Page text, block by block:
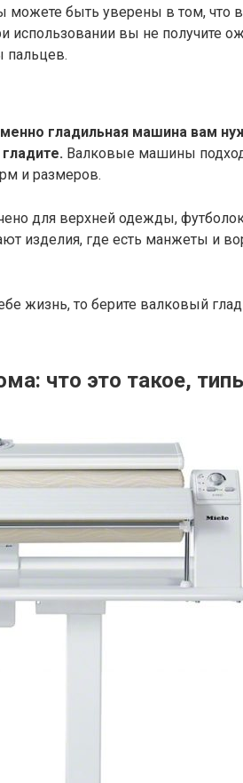
быть уверены в том, что
использовании вы не получите
пальцев.
гладильная машина вам
Валковые машины
и размеров.
для верхней одежды,
изделия, где есть манжеты и
жизнь, то берите валковый
что это такое,